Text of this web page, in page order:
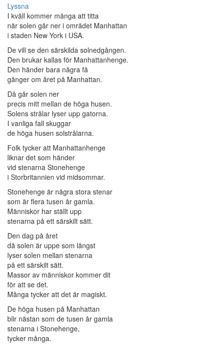
Lyssna
I kväll kommer många att titta
när solen går ner i området Manhattan
i staden New York i USA.
De vill se den särskilda solnedgången.
Den brukar kallas för Manhattanhenge.
Den händer bara några få
gånger om året på Manhattan.
Då går solen ner
precis mitt mellan de höga husen.
Solens strålar lyser upp gatorna.
I vanliga fall skuggar
de höga husen solstrålarna.
Folk tycker att Manhattanhenge
liknar det som händer
vid stenarna Stonehenge
i Storbritannien vid midsommar.
Stonehenge är några stora stenar
som är flera tusen år gamla.
Människor har ställt upp
stenarna på ett särskilt sätt.
Den dag på året
då solen är uppe som längst
lyser solen mellan stenarna
på ett särskilt sätt.
Massor av människor kommer dit
för att se det.
Många tycker att det är magiskt.
De höga husen på Manhattan
blir nästan som de tusen år gamla
stenarna i Stonehenge,
tycker många.